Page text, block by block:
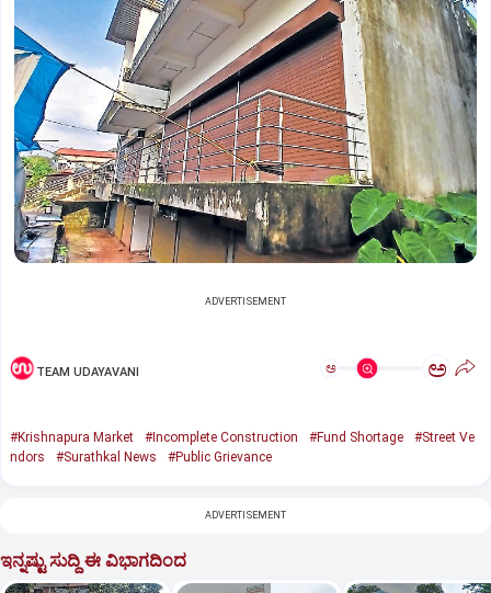
ADVERTISEMENT
TEAM UDAYAVANI ಅ ಅ
#Krishnapura Market #Incomplete Construction #Fund Shortage
#Street Ve
ndors
#Surathkal News #Public Grievance
ADVERTISEMENT
ಇನ್ನಷ್ಟು ಸುದ್ದಿ ಈ ವಿಭಾಗದಿಂದ